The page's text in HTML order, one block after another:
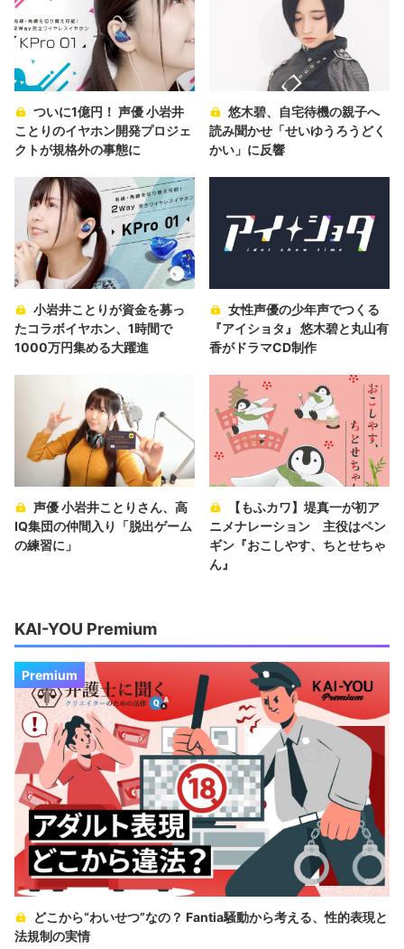
ついに1億円！ 声優 小岩井
ことりのイヤホン開発プロジェ
クトが規格外の事態に
悠木碧、自宅待機の親子へ
読み聞かせ「せいゆうろうどく
かい」に反響
小岩井ことりが資金を募っ
たコラボイヤホン、1時間で
1000万円集める大躍進
女性声優の少年声でつくる
『アイショタ』 悠木碧と丸山有
香がドラマCD制作
声優 小岩井ことりさん、高
IQ集団の仲間入り「脱出ゲーム
の練習に」
【もふカワ】堤真一が初ア
ニメナレーション 主役はペン
ギン『おこしやす、ちとせちゃ
ん』
KAI-YOU Premium
Premium
どこから“わいせつ”なの？ Fantia騒動から考える、性的表現と
法規制の実情